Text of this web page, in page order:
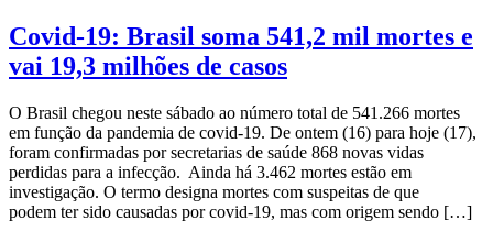
Covid-19: Brasil soma 541,2 mil mortes e
vai 19,3 milhões de casos
O Brasil chegou neste sábado ao número total de 541.266 mortes
em função da pandemia de covid-19. De ontem (16) para hoje (17),
foram confirmadas por secretarias de saúde 868 novas vidas
perdidas para a infecção. Ainda há 3.462 mortes estão em
investigação. O termo designa mortes com suspeitas de que
podem ter sido causadas por covid-19, mas com origem sendo […]